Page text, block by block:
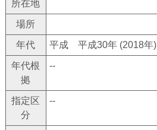
所在地
場所
年代 平成 平成30年 (2018年)
年代根
拠
--
指定区
分
--